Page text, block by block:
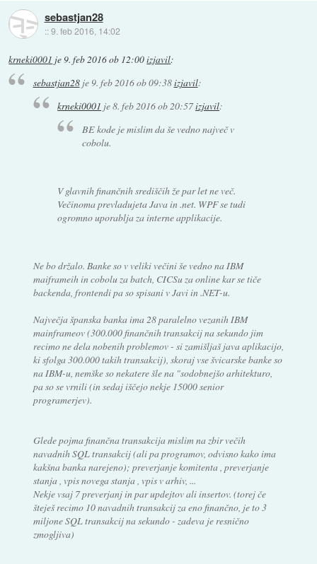
sebastjan28
::9. feb 2016, 14:02
krneki0001 je 9. feb 2016 ob 12:00izjavil:
sebastjan28je9. feb 2016 ob 09:38izjavil:
krneki0001 je8. feb 2016 ob 20:57izjavil:
BE kode je mislim da še vedno največ v
cobolu.
V glavnih finančnih središčih že par let ne več.
Večinoma prevladujeta Java in .net. WPF se tudi
ogromno uporablja za interne applikacije.
Ne bo držalo. Banke so v veliki večini še vedno na IBM
maiframeih in cobolu za batch, CICSu za online kar se tiče
backenda, frontendi pa so spisani v Javi in .NET-u.
Največja španska banka ima 28 paralelno vezanih IBM
mainframeov (300.000 finančnih transakcij na sekundo jim
recimo ne dela nobenih problemov - si zamišljaš java aplikacijo,
ki sfolga 300.000 takih transakcij), skoraj vse švicarske banke so
na IBM-u, nemške so nekatere šle na "sodobnejšo arhitekturo,
pa so se vrnili (in sedaj iščejo nekje 15000 senior
programerjev).
Glede pojma finančna transakcija mislim na zbir večih
navadnih SQL transakcij (ali pa programov, odvisno kako ima
kakšna banka narejeno); preverjanje komitenta , preverjanje
stanja , vpis novega stanja , vpis v arhiv, ...
Nekje vsaj 7 preverjanj in par updejtov ali insertov. (torej če
šteješ recimo 10 navadnih transakcij za eno finančno, je to 3
miljone SQL transakcij na sekundo - zadeva je resnično
zmogljiva)